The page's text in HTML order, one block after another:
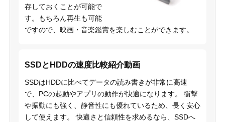
存しておくことが可能で
す。もちろん再生も可能
ですので、映画・音楽鑑賞を楽しむことができます。
SSDとHDDの速度比較紹介動画
SSDはHDDに比べてデータの読み書きが非常に高速
で、PCの起動やアプリの動作が快適になります。 衝撃
や振動にも強く、静音性にも優れているため、長く安心
して使えます。 快適さと信頼性を求めるなら、SSDへ